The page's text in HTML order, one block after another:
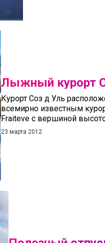
Лыжный курорт
Курорт Соз д Уль
всемирно известным
Fraiteve c вершиной
23 марта 2012